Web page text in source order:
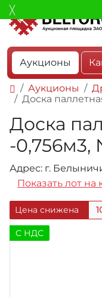
Аукционы
Аукционы
Доска
Доска
-
Адрес: г.
Показать лот на
Цена снижена
C НДС